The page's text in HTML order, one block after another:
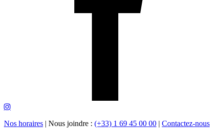
Nos horaires | Nous joindre : (+33) 1 69 45 00 00 | Contactez-nous